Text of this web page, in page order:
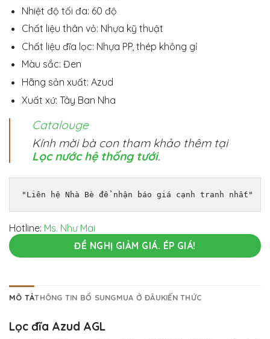
Nhiệt độ tối đa: 60 độ
Chất liệu thân vỏ: Nhựa kỹ thuật
Chất liệu đĩa lọc: Nhựa PP, thép không gỉ
Màu sắc: Đen
Hãng sản xuất: Azud
Xuất xứ: Tây Ban Nha
Catalouge
Kính mời bà con tham khảo thêm tại
Lọc nước hệ thống tưới.
"Liên hệ Nhà Bè để nhận báo giá cạnh tranh nhất"
Hotline: Ms. Như Mai
ĐỀ NGHỊ GIẢM GIÁ. ÉP GIÁ!
MÔ TẢTHÔNG TIN BỔ SUNGMUA Ở ĐÂUKIẾN THỨC
Lọc đĩa Azud AGL